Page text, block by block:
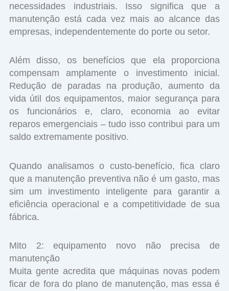
necessidades industriais. Isso significa que a
manutenção está cada vez mais ao alcance das
empresas, independentemente do porte ou setor.
Além disso, os benefícios que ela proporciona
compensam amplamente o investimento inicial.
Redução de paradas na produção, aumento da
vida útil dos equipamentos, maior segurança para
os funcionários e, claro, economia ao evitar
reparos emergenciais – tudo isso contribui para um
saldo extremamente positivo.
Quando analisamos o custo-benefício, fica claro
que a manutenção preventiva não é um gasto, mas
sim um investimento inteligente para garantir a
eficiência operacional e a competitividade de sua
fábrica.
Mito 2: equipamento novo não precisa de
manutenção
Muita gente acredita que máquinas novas podem
ficar de fora do plano de manutenção, mas essa é